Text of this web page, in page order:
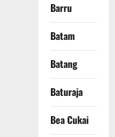
Barru
Batam
Batang
Baturaja
Bea Cukai